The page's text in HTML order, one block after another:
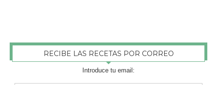
RECIBE LAS RECETAS POR CORREO
Introduce tu email: